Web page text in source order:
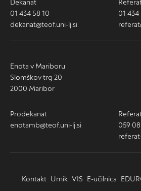
Dekanat
01 434 58 10
dekanat@teof.uni-lj.si
01 434
Enota v Mariboru
Slomškov trg 20
2000 Maribor
Prodekanat
enotamb@teof.uni-lj.si
059
Kontakt Urnik VIS E-učilnica